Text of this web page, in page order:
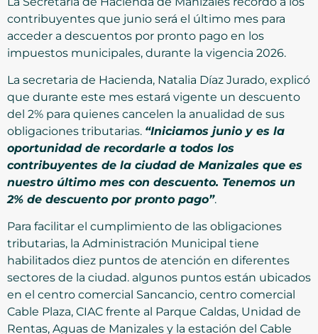
contribuyentes que junio será el último mes para
acceder a descuentos por pronto pago en los
impuestos municipales, durante la vigencia 2026.
La secretaria de Hacienda, Natalia Díaz Jurado, explicó
que durante este mes estará vigente un descuento
del 2% para quienes cancelen la anualidad de sus
obligaciones tributarias. “Iniciamos junio y es la
oportunidad de recordarle a todos los
contribuyentes de la ciudad de Manizales que es
nuestro último mes con descuento. Tenemos un
2% de descuento por pronto pago”.
Para facilitar el cumplimiento de las obligaciones
tributarias, la Administración Municipal tiene
habilitados diez puntos de atención en diferentes
sectores de la ciudad. algunos puntos están ubicados
en el centro comercial Sancancio, centro comercial
Cable Plaza, CIAC frente al Parque Caldas, Unidad de
Rentas, Aguas de Manizales y la estación del Cable